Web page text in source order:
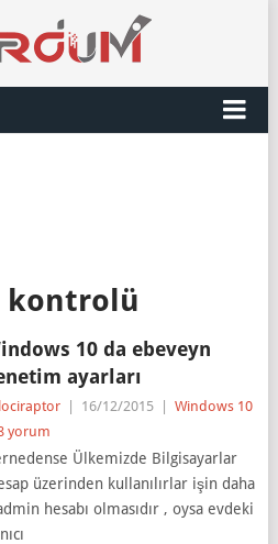
kontrolü
10 da ebeveyn
ayarları
16/12/2015
Windows 10
yorum
Ülkemizde Bilgisayarlar
üzerinden kullanılırlar işin daha
hesabı olmasıdır , oysa evdeki